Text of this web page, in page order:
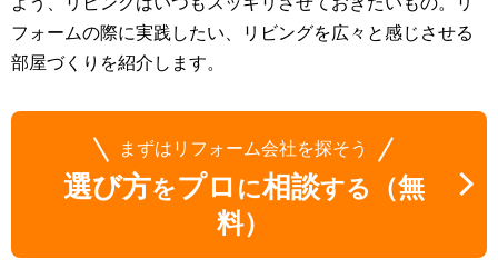
フォームの際に実践したい、リビングを広々と感じさせる
部屋づくりを紹介します。
まずはリフォーム会社を探そう
選び方をプロ に相談する
（無
料）